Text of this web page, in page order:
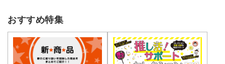
おすすめ特集